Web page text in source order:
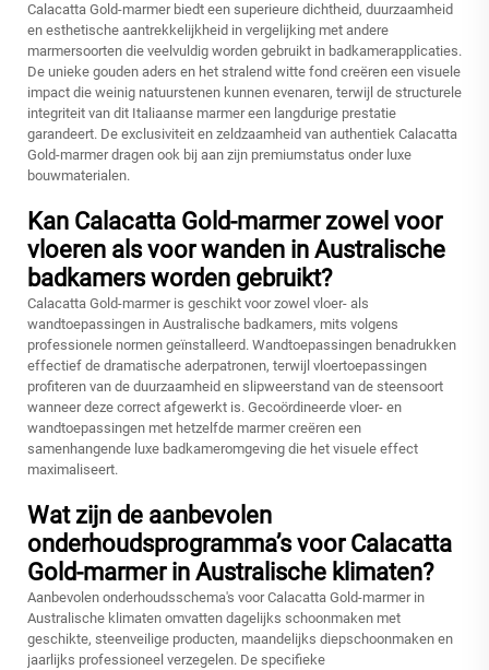
Calacatta Gold-marmer biedt een superieure dichtheid, duurzaamheid
en esthetische aantrekkelijkheid in vergelijking met andere
marmersoorten die veelvuldig worden gebruikt in badkamerapplicaties.
De unieke gouden aders en het stralend witte fond creëren een visuele
impact die weinig natuurstenen kunnen evenaren, terwijl de structurele
integriteit van dit Italiaanse marmer een langdurige prestatie
garandeert. De exclusiviteit en zeldzaamheid van authentiek Calacatta
Gold-marmer dragen ook bij aan zijn premiumstatus onder luxe
bouwmaterialen.
Kan Calacatta Gold-marmer zowel voor
vloeren als voor wanden in Australische
badkamers worden gebruikt?
Calacatta Gold-marmer is geschikt voor zowel vloer- als
wandtoepassingen in Australische badkamers, mits volgens
professionele normen geïnstalleerd. Wandtoepassingen benadrukken
effectief de dramatische aderpatronen, terwijl vloertoepassingen
profiteren van de duurzaamheid en slipweerstand van de steensoort
wanneer deze correct afgewerkt is. Gecoördineerde vloer- en
wandtoepassingen met hetzelfde marmer creëren een
samenhangende luxe badkameromgeving die het visuele effect
maximaliseert.
Wat zijn de aanbevolen
onderhoudsprogramma’s voor Calacatta
Gold-marmer in Australische klimaten?
Aanbevolen onderhoudsschema's voor Calacatta Gold-marmer in
Australische klimaten omvatten dagelijks schoonmaken met
geschikte, steenveilige producten, maandelijks diepschoonmaken en
jaarlijks professioneel verzegelen. De specifieke